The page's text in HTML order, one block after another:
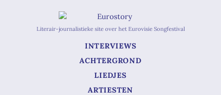
Literair-journalistieke site over het Eurovisie Songfestival
INTERVIEWS
ACHTERGROND
LIEDJES
ARTIESTEN